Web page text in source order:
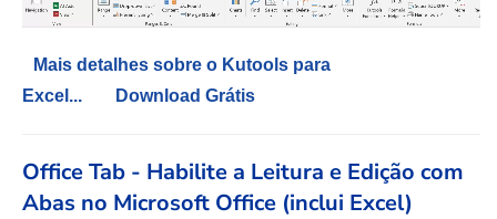
Mais detalhes sobre o Kutools para
Excel...
Download Grátis
Office Tab - Habilite a Leitura e Edição com
Abas no Microsoft Office (inclui Excel)